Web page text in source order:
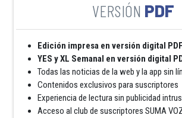
PDF
Edición impresa en versión digital PDF
YES y XL Semanal en versión digital
Todas las noticias de la web y la app sin
Contenidos exclusivos para suscriptores
Experiencia de lectura sin publicidad
Acceso al club de suscriptores SUMA